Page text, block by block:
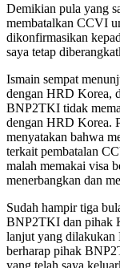
Demikian pula yang
membatalkan CCVI
dikonfirmasikan
saya tetap
Ismain sempat
dengan HRD Korea,
BNP2TKI tidak
dengan HRD Korea.
menyatakan bahwa
terkait pembatalan
malah memakai visa
menerbangkan dan
Sudah hampir tiga
BNP2TKI dan pihak
lanjut yang dilakukan
berharap pihak
yang telah saya